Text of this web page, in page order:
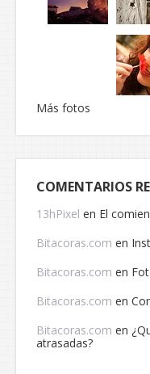
Más fotos
COMENTARIOS
13hPixel en El
Bitacoras.com en
Bitacoras.com en
Bitacoras.com en
Bitacoras.com en
atrasadas?